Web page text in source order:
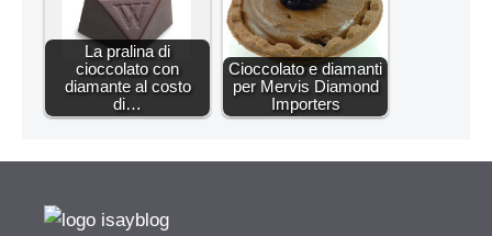
La pralina di
cioccolato con
diamante al costo
di…
Cioccolato e diamanti
per Mervis Diamond
Importers